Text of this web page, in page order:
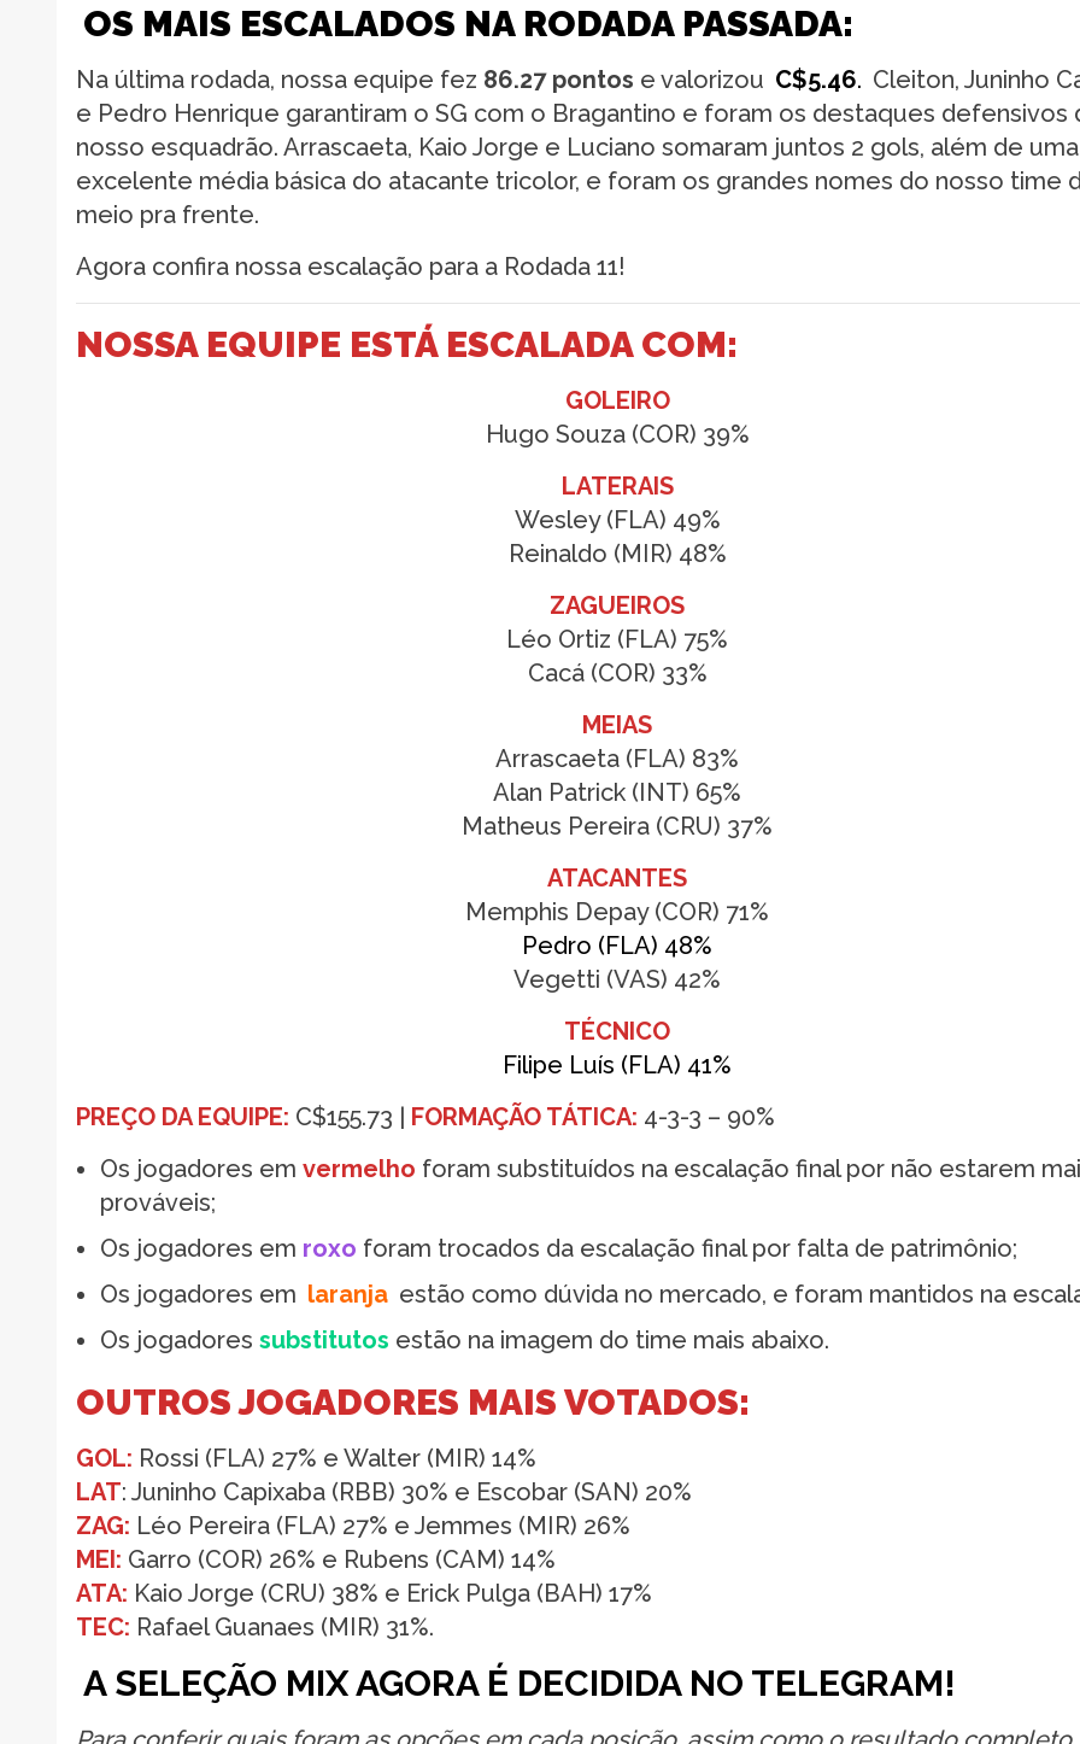
OS MAIS ESCALADOS NA RODADA PASSADA:
Na última rodada, nossa equipe fez 86.27 pontos e valorizou C$5.46. Cleiton, Juninho
e Pedro Henrique garantiram o SG com o Bragantino e foram os destaques defensivos
nosso esquadrão. Arrascaeta, Kaio Jorge e Luciano somaram juntos 2 gols, além de uma
excelente média básica do atacante tricolor, e foram os grandes nomes do nosso time
meio pra frente.
Agora confira nossa escalação para a Rodada 11!
NOSSA EQUIPE ESTÁ ESCALADA COM:
GOLEIRO
Hugo Souza (COR) 39%
LATERAIS
Wesley (FLA) 49%
Reinaldo (MIR) 48%
ZAGUEIROS
Léo Ortiz (FLA) 75%
Cacá (COR) 33%
MEIAS
Arrascaeta (FLA) 83%
Alan Patrick (INT) 65%
Matheus Pereira (CRU) 37%
ATACANTES
Memphis Depay (COR) 71%
Pedro (FLA) 48%
Vegetti (VAS) 42%
TÉCNICO
Filipe Luís (FLA) 41%
PREÇO DA EQUIPE: C$155.73 | FORMAÇÃO TÁTICA: 4-3-3 – 90%
Os jogadores em vermelho foram substituídos na escalação final por não estarem
prováveis;
Os jogadores em roxo foram trocados da escalação final por falta de patrimônio;
Os jogadores em laranja estão como dúvida no mercado, e foram mantidos na
Os jogadores substitutos estão na imagem do time mais abaixo.
OUTROS JOGADORES MAIS VOTADOS:
GOL: Rossi (FLA) 27% e Walter (MIR) 14%
LAT: Juninho Capixaba (RBB) 30% e Escobar (SAN) 20%
ZAG: Léo Pereira (FLA) 27% e Jemmes (MIR) 26%
MEI: Garro (COR) 26% e Rubens (CAM) 14%
ATA: Kaio Jorge (CRU) 38% e Erick Pulga (BAH) 17%
TEC: Rafael Guanaes (MIR) 31%.
A SELEÇÃO MIX AGORA É DECIDIDA NO TELEGRAM!